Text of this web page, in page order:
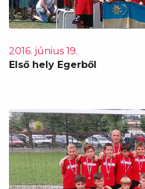
2016. június 19.
Első hely Egerből